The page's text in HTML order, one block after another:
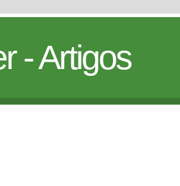
- Artigos